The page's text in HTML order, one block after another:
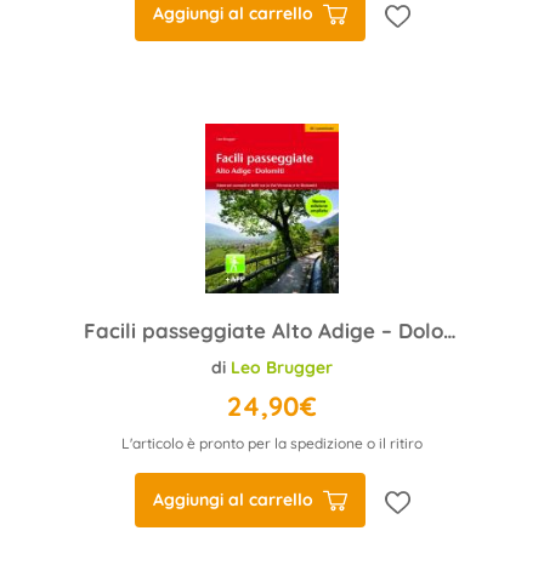
Aggiungi al carrello
Facili passeggiate Alto Adige – Dolomiti
di Leo Brugger
24,90€
L'articolo è pronto per la spedizione o il ritiro
Aggiungi al carrello